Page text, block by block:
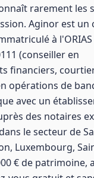
rarement les
Aginor est un
à
(conseiller en
financiers,
opérations de
avec un
des notaires
le secteur de
Luxembourg,
€ de patrimoine,